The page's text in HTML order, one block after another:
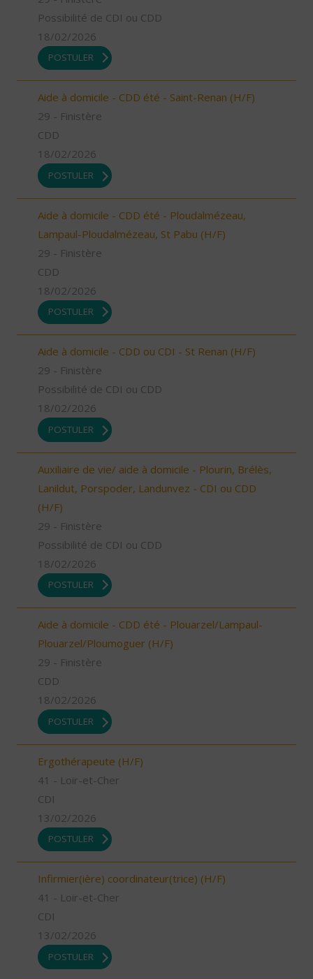
Possibilité de CDI ou CDD
18/02/2026
POSTULER
Aide à domicile - CDD été - Saint-Renan (H/F)
29 - Finistère
CDD
18/02/2026
POSTULER
Aide à domicile - CDD été - Ploudalmézeau,
Lampaul-Ploudalmézeau, St Pabu (H/F)
29 - Finistère
CDD
18/02/2026
POSTULER
Aide à domicile - CDD ou CDI - St Renan (H/F)
29 - Finistère
Possibilité de CDI ou CDD
18/02/2026
POSTULER
Auxiliaire de vie/ aide à domicile - Plourin, Brélès,
Lanildut, Porspoder, Landunvez - CDI ou CDD
(H/F)
29 - Finistère
Possibilité de CDI ou CDD
18/02/2026
POSTULER
Aide à domicile - CDD été - Plouarzel/Lampaul-
Plouarzel/Ploumoguer (H/F)
29 - Finistère
CDD
18/02/2026
POSTULER
Ergothérapeute (H/F)
41 - Loir-et-Cher
CDI
13/02/2026
POSTULER
Infirmier(ière) coordinateur(trice) (H/F)
41 - Loir-et-Cher
CDI
13/02/2026
POSTULER